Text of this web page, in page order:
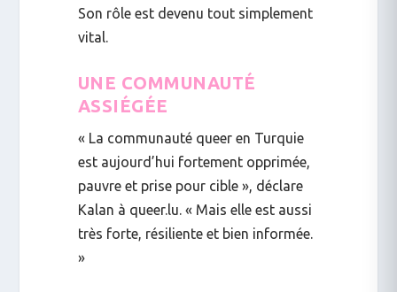
Son rôle est devenu tout simplement
vital.
UNE COMMUNAUTÉ
ASSIÉGÉE
« La communauté queer en Turquie
est aujourd’hui fortement opprimée,
pauvre et prise pour cible », déclare
Kalan à queer.lu. « Mais elle est aussi
très forte, résiliente et bien informée.
»